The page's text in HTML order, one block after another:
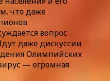
что даже
вопрос
даже дискуссии
Олимпийских
— огромная